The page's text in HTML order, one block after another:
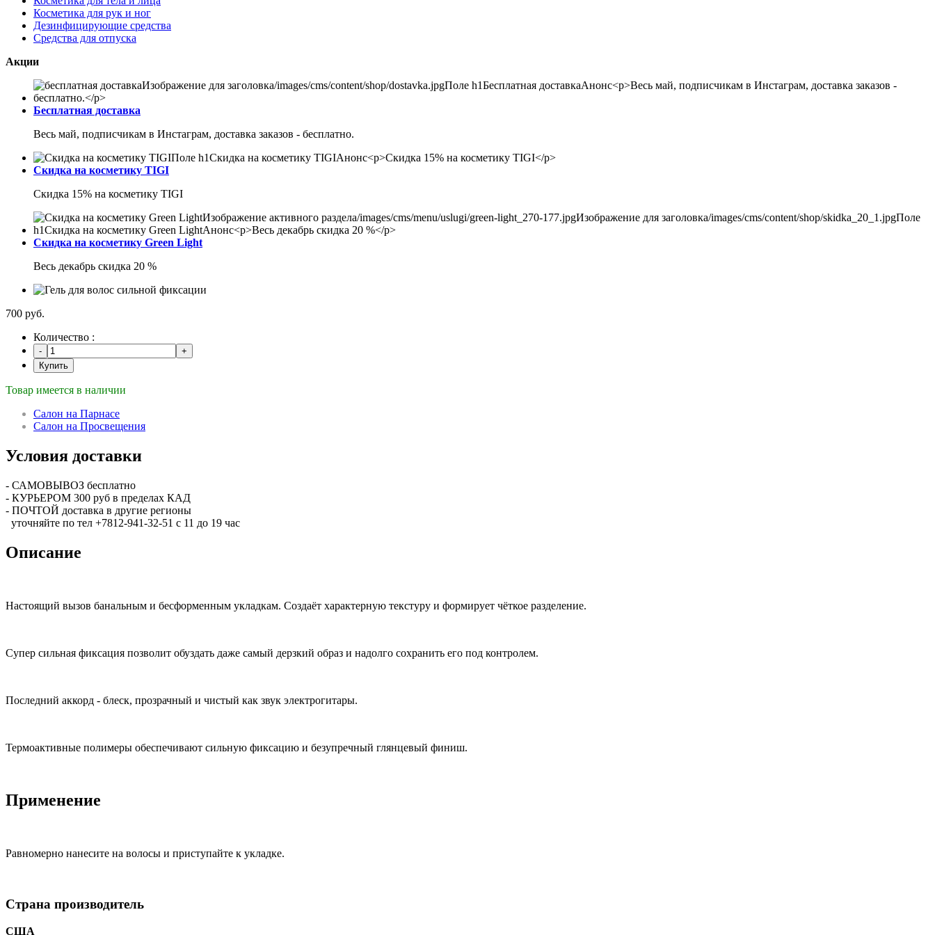
Косметика для рук и ног
Дезинфицирующие средства
Средства для отпуска
Акции
Бесплатная доставка
Весь май, подписчикам в Инстаграм, доставка заказов - бесплатно.
Скидка на косметику TIGI
Скидка 15% на косметику TIGI
Скидка на косметику Green Light
Весь декабрь скидка 20 %
700 руб.
Количество :
Купить
Товар имеется в наличии
Салон на Парнасе
Салон на Просвещения
Условия доставки
- САМОВЫВОЗ бесплатно
- КУРЬЕРОМ 300 руб в пределах КАД
- ПОЧТОЙ доставка в другие регионы
уточняйте по тел +7812-941-32-51 с 11 до 19 час
Описание
Настоящий вызов банальным и бесформенным укладкам. Создаёт характерную текстуру и формирует чёткое разделение.
Супер сильная фиксация позволит обуздать даже самый дерзкий образ и надолго сохранить его под контролем.
Последний аккорд - блеск, прозрачный и чистый как звук электрогитары.
Термоактивные полимеры обеспечивают сильную фиксацию и безупречный глянцевый финиш.
Применение
Равномерно нанесите на волосы и приступайте к укладке.
Страна производитель
США